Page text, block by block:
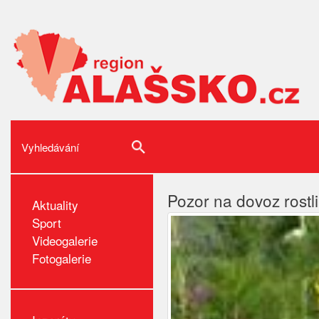
Aktuality
Sport
Videogalerie
Fotogalerie
Pozor na dovoz